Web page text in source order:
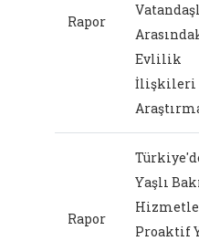
Rapor
Evlilik
İlişkileri
Rapor
Yaşlı
Proaktif